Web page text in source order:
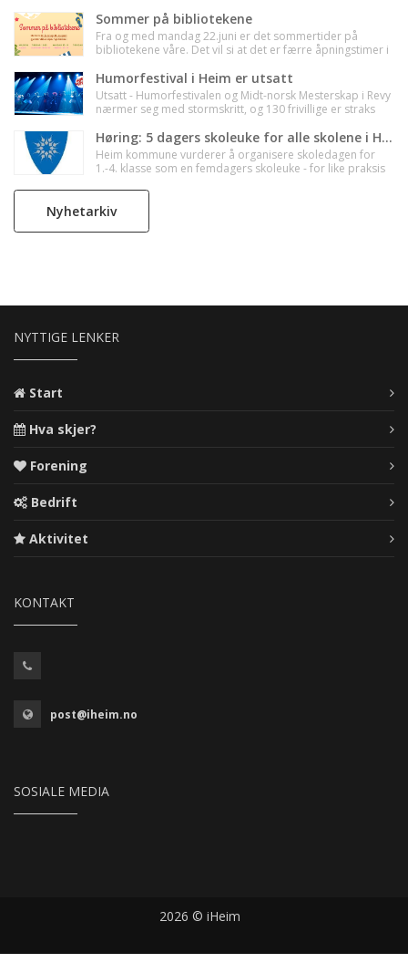
Sommer på bibliotekene
Fra og med mandag 22.juni er det sommertider på
bibliotekene våre. Det vil si at det er færre åpningstimer i
sommer :-)
Humorfestival i Heim er utsatt
Utsatt - Humorfestivalen og Midt-norsk Mesterskap i Revy
nærmer seg med stormskritt, og 130 frivillige er straks
som skal få med seg det beste av midt-norsk revy.
Høring: 5 dagers skoleuke for alle skolene i Heim
Heim kommune vurderer å organisere skoledagen for
1.-4. klasse som en femdagers skoleuke - for like praksis
18. november.
Nyhetarkiv
NYTTIGE LENKER
Start
Hva skjer?
Forening
Bedrift
Aktivitet
KONTAKT
post@iheim.no
SOSIALE MEDIA
2026 © iHeim